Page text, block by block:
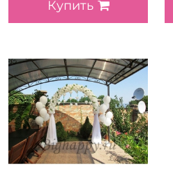
Купить